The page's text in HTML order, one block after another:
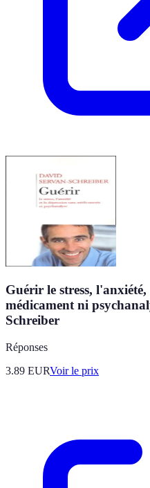
Guérir le stress, l'anxiété,
médicament ni
Schreiber
Réponses
3.89 EURVoir le prix